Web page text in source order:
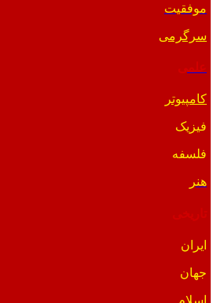
موفقیت
سرگرمی
کامپیوتر
فیزیک
فلسفه
هنر
ایران
جهان
اسلام